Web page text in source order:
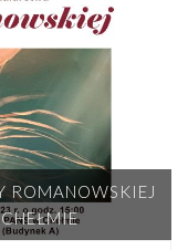
ROMANOWSKIEJ